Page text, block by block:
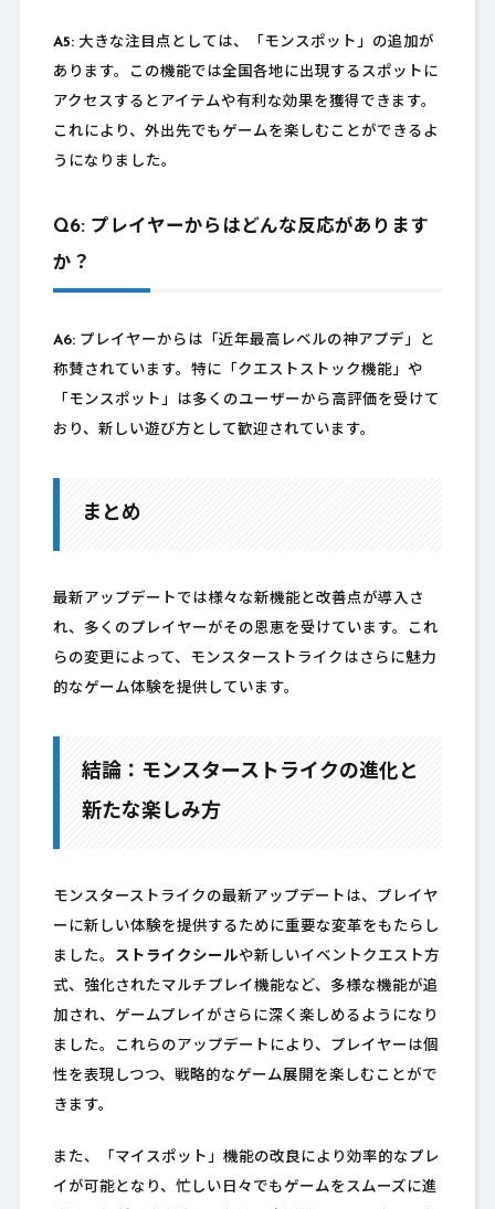
A5:大きな注目点としては、「モンスポット」の追加が
あります。この機能では全国各地に出現するスポットに
アクセスするとアイテムや有利な効果を獲得できます。
これにより、外出先でもゲームを楽しむことができるよ
うになりました。
Q6: プレイヤーからはどんな反応があります
か？
A6:プレイヤーからは「近年最高レベルの神アプデ」と
称賛されています。特に「クエストストック機能」や
「モンスポット」は多くのユーザーから高評価を受けて
おり、新しい遊び方として歓迎されています。
まとめ
最新アップデートでは様々な新機能と改善点が導入さ
れ、多くのプレイヤーがその恩恵を受けています。これ
らの変更によって、モンスターストライクはさらに魅力
的なゲーム体験を提供しています。
結論：モンスターストライクの進化と
新たな楽しみ方
モンスターストライクの最新アップデートは、プレイヤ
ーに新しい体験を提供するために重要な変革をもたらし
ました。 ストライクシールや新しいイベントクエスト方
式、強化されたマルチプレイ機能など、多様な機能が追
加され、ゲームプレイがさらに深く楽しめるようになり
ました。これらのアップデートにより、プレイヤーは個
性を表現しつつ、戦略的なゲーム展開を楽しむことがで
きます。
また、「マイスポット」機能の改良により効率的なプレ
イが可能となり、忙しい日々でもゲームをスムーズに進